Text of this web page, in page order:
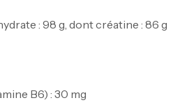
: 98 g, dont créatine : 86 g
B6) : 30 mg